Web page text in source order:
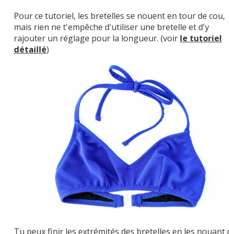
Pour ce tutoriel, les bretelles se nouent en tour de cou,
mais rien ne t'empêche d'utiliser une bretelle et d'y
rajouter un réglage pour la longueur. (voir le tutoriel
détaillé)
Tu peux finir les extrémités des bretelles en les nouant